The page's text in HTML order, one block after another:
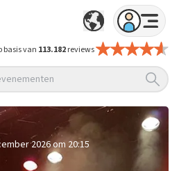
basis van 113.182reviews
2026 om 20:15